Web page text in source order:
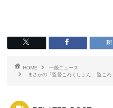
HOME
一般ニュース
まさかの「監督これくしょん – 監こ